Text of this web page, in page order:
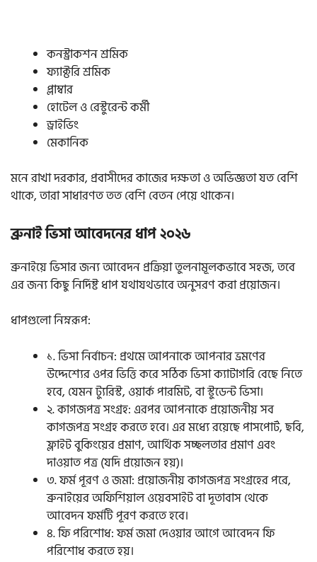
কনস্ট্রাকশন শ্রমিক
ফ্যাক্টরি শ্রমিক
প্লাম্বার
হোটেল ও রেস্টুরেন্ট কর্মী
ড্রাইভিং
মেকানিক
মনে রাখা দরকার, প্রবাসীদের কাজের দক্ষতা ও অভিজ্ঞতা যত বেশি
থাকে, তারা সাধারণত তত বেশি বেতন পেয়ে থাকেন।
ব্রুনাই ভিসা আবেদনের ধাপ ২০২৬
ব্রুনাইয়ে ভিসার জন্য আবেদন প্রক্রিয়া তুলনামূলকভাবে সহজ, তবে
এর জন্য কিছু নির্দিষ্ট ধাপ যথাযথভাবে অনুসরণ করা প্রয়োজন।
ধাপগুলো নিম্নরূপ:
১. ভিসা নির্বাচন: প্রথমে আপনাকে আপনার ভ্রমণের
উদ্দেশ্যের ওপর ভিত্তি করে সঠিক ভিসা ক্যাটাগরি বেছে নিতে
হবে, যেমন ট্যুরিস্ট, ওয়ার্ক পারমিট, বা স্টুডেন্ট ভিসা।
২. কাগজপত্র সংগ্রহ: এরপর আপনাকে প্রয়োজনীয় সব
কাগজপত্র সংগ্রহ করতে হবে। এর মধ্যে রয়েছে পাসপোর্ট, ছবি,
ফ্লাইট বুকিংয়ের প্রমাণ, আর্থিক সচ্ছলতার প্রমাণ এবং
দাওয়াত পত্র (যদি প্রয়োজন হয়)।
৩. ফর্ম পূরণ ও জমা: প্রয়োজনীয় কাগজপত্র সংগ্রহের পরে,
ব্রুনাইয়ের অফিশিয়াল ওয়েবসাইট বা দূতাবাস থেকে
আবেদন ফর্মটি পূরণ করতে হবে।
৪. ফি পরিশোধ: ফর্ম জমা দেওয়ার আগে আবেদন ফি
পরিশোধ করতে হয়।